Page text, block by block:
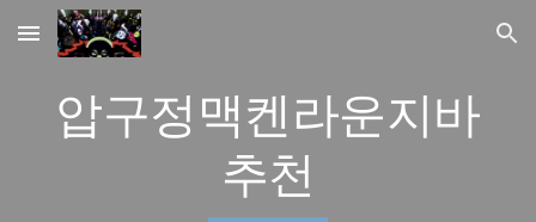
Skip to main content Skip to navigation
압구정맥켄라운지바
추천